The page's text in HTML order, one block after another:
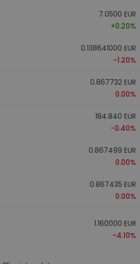
7.0500 EUR
+0.20%
0.138641000 EUR
-1.20%
0.867732 EUR
0.00%
184.840 EUR
-0.40%
0.867499 EUR
0.00%
0.867435 EUR
0.00%
1.160000 EUR
-4.10%